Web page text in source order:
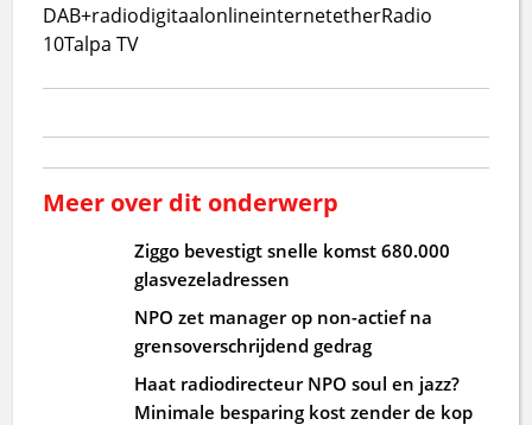
DAB+radiodigitaalonlineinternetetherRadio
10Talpa TV
Meer over dit onderwerp
Ziggo bevestigt snelle komst 680.000
glasvezeladressen
NPO zet manager op non-actief na
grensoverschrijdend gedrag
Haat radiodirecteur NPO soul en jazz?
Minimale besparing kost zender de kop